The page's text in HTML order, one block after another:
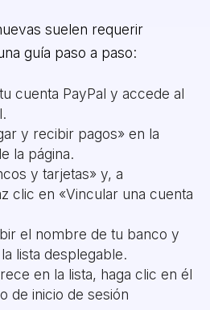
suelen requerir
guía paso a paso:
cuenta PayPal y accede al
y recibir pagos» en la
la página.
y tarjetas» y, a
clic en «Vincular una cuenta
el nombre de tu banco y
lista desplegable.
en la lista, haga clic en él
de inicio de sesión